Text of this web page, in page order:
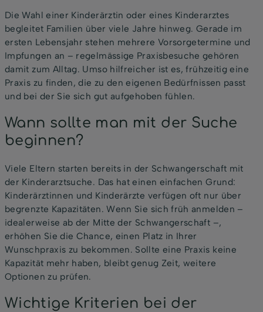
Die Wahl einer Kinderärztin oder eines Kinderarztes
begleitet Familien über viele Jahre hinweg. Gerade im
ersten Lebensjahr stehen mehrere Vorsorgetermine und
Impfungen an – regelmässige Praxisbesuche gehören
damit zum Alltag. Umso hilfreicher ist es, frühzeitig eine
Praxis zu finden, die zu den eigenen Bedürfnissen passt
und bei der Sie sich gut aufgehoben fühlen.
Wann sollte man mit der Suche
beginnen?
Viele Eltern starten bereits in der Schwangerschaft mit
der Kinderarztsuche. Das hat einen einfachen Grund:
Kinderärztinnen und Kinderärzte verfügen oft nur über
begrenzte Kapazitäten. Wenn Sie sich früh anmelden –
idealerweise ab der Mitte der Schwangerschaft –,
erhöhen Sie die Chance, einen Platz in Ihrer
Wunschpraxis zu bekommen. Sollte eine Praxis keine
Kapazität mehr haben, bleibt genug Zeit, weitere
Optionen zu prüfen.
Wichtige Kriterien bei der